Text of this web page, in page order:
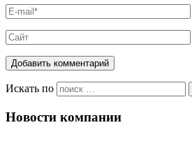
Искать по
Новости компании